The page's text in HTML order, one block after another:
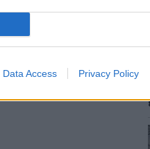
Data Access Privacy Policy